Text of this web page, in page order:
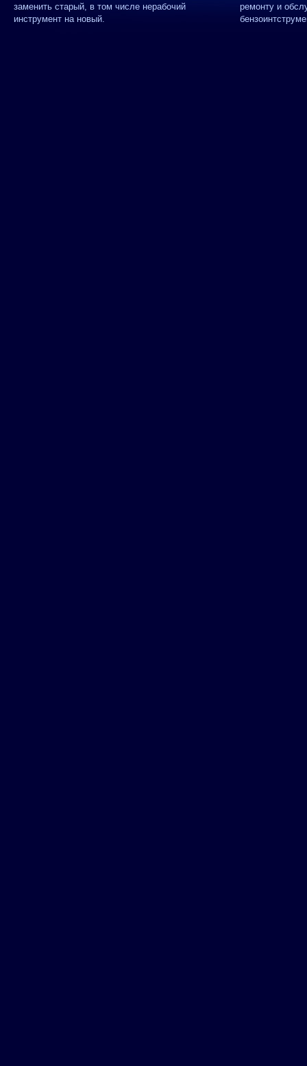
заменить старый, в том числе нерабочий
инструмент на новый.
ремонту и